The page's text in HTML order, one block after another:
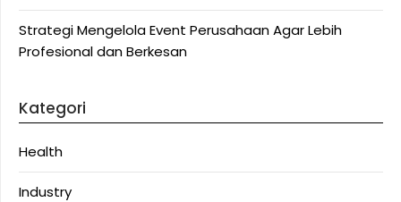
Strategi Mengelola Event Perusahaan Agar Lebih
Profesional dan Berkesan
Kategori
Health
Industry